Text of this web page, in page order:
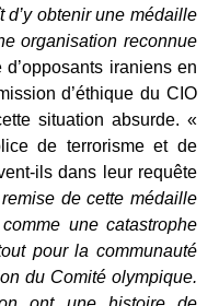
obtenir une médaille
organisation reconnue
iraniens en
d’éthique du CIO
situation absurde. «
de terrorisme et de
ils dans leur requête
de cette médaille
une catastrophe
pour la communauté
du Comité olympique.